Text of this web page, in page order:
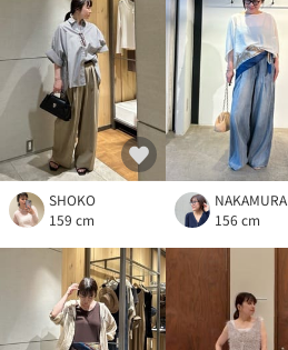
SHOKO
159 cm
NAKAMURA
156 cm